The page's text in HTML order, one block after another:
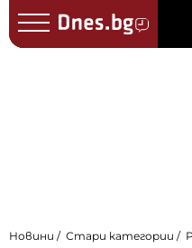
Новини Стари категории